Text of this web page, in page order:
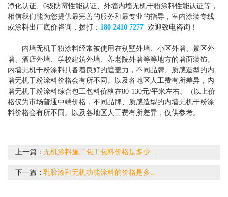
净化认证、0级防霉性能认证、外墙内墙无机干粉涂料性能认证等，
相信我们能为您提供最完善的服务和最专业的指导，室内涂装专线
或涂料出厂底价咨询，拨打： 180 2410 7277 欢迎致电咨询！
内墙无机干粉涂料经常被使用在别墅外墙、小区外墙、景区外
墙、酒店外墙、学校建筑外墙、养老院外墙等等地方的墙面装饰。
内墙无机干粉涂料具备着良好的遮盖力，不同品牌、质感造型的内
墙无机干粉涂料价格会有所不同。以及各地区人工费有所差异，内
墙无机干粉涂料综合包工包料价格在80-130元/平米左右。（以上价
格仅为市场普通中端价格，不同品牌、质感造型的内墙无机干粉涂
料价格会有所不同。以及各地区人工费有所差异，仅供参考。
上一篇：无机涂料施工包工包料价格是多少...
下一篇：乳胶漆和无机功能涂料的价格是多...